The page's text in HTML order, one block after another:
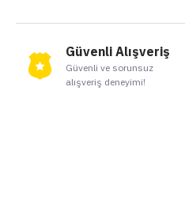
Güvenli Alışveriş
Güvenli ve sorunsuz
alışveriş deneyimi!